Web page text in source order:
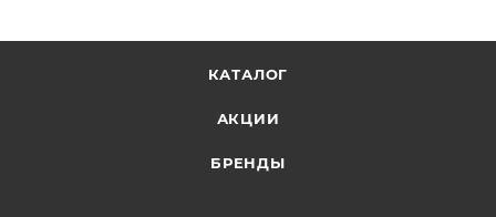
КАТАЛОГ
АКЦИИ
БРЕНДЫ